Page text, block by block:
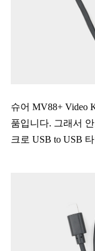
슈어 MV88+ Video
품입니다. 그래서
크로 USB to USB